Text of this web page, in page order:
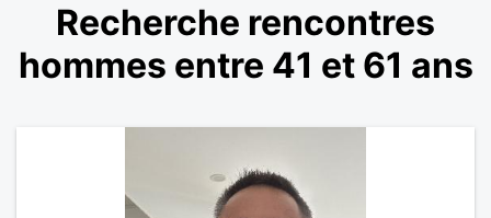
Recherche rencontres
hommes entre 41 et 61 ans